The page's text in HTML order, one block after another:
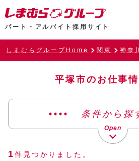
パート・アルバイト採用サイト
しまむらグループHome 関東 神奈
平塚市のお仕事
条件から探
1件見つかりました。